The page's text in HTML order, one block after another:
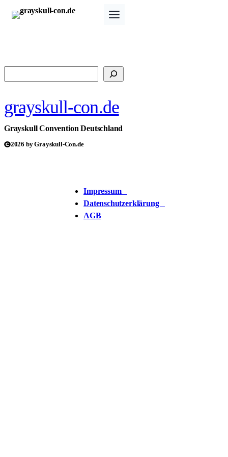
Zum
Inhalt
grayskull-con.de
Grayskull Convention Deutschland
2026 by Grayskull-Con.de
Impressum
Datenschutzerklärung
AGB